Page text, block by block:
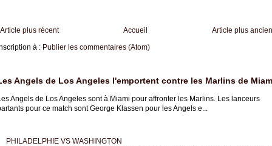
Article plus récent Article plus ancien
Accueil
à : Publier les commentaires (Atom)
Angels de Los Angeles l'emportent contre les Marlins de
Angels de Los Angeles sont à Miami pour affronter les Marlins. Les lanceurs
pour ce match sont George Klassen pour les Angels e...
PHILADELPHIE VS WASHINGTON